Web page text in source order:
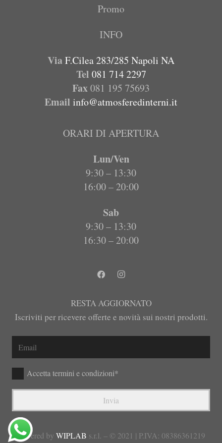
Promo
INFO
ViaF.Cilea 283/285 Napoli NA
Tel 081 714 2297
Fax081 195 75693
Email info@atmosferedinterni.it
ORARI DI APERTURA
Lun/Ven
9:30 – 13:30
16:00 – 20:00
Sab
9:30 – 13:30
16:30 – 20:00
RESTA AGGIORNATO
Iscriviti per ricevere offerte e novità sui nostri prodotti.
Accetta termini e condizioni*
Invia
powered by WIPLAB s.r.l. – © 2021 | P.IVA: 08386361219